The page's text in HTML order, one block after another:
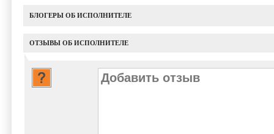
БЛОГЕРЫ ОБ ИСПОЛНИТЕЛЕ
ОТЗЫВЫ ОБ ИСПОЛНИТЕЛЕ